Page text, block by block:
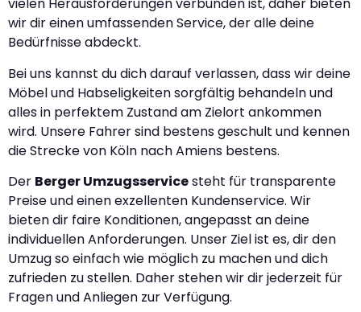
vielen Herausforderungen verbunden ist, daher bieten
wir dir einen umfassenden Service, der alle deine
Bedürfnisse abdeckt.
Bei uns kannst du dich darauf verlassen, dass wir deine
Möbel und Habseligkeiten sorgfältig behandeln und
alles in perfektem Zustand am Zielort ankommen
wird. Unsere Fahrer sind bestens geschult und kennen
die Strecke von Köln nach Amiens bestens.
Der Berger Umzugsservicesteht für transparente
Preise und einen exzellenten Kundenservice. Wir
bieten dir faire Konditionen, angepasst an deine
individuellen Anforderungen. Unser Ziel ist es, dir den
Umzug so einfach wie möglich zu machen und dich
zufrieden zu stellen. Daher stehen wir dir jederzeit für
Fragen und Anliegen zur Verfügung.